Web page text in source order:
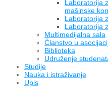
Laboratorija
mašinske
Laboratorija
Laboratorija
Multimedijalna sala
Članstvo u
Biblioteka
Udruženje
Studije
Nauka i istraživanje
Upis